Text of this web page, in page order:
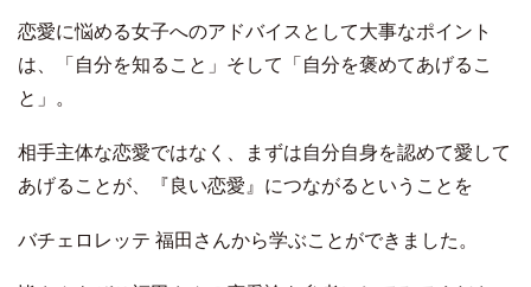
恋愛に悩める女子へのアドバイスとして大事なポイント
は、「自分を知ること」そして「自分を褒めてあげるこ
と」。
相手主体な恋愛ではなく、まずは自分自身を認めて愛して
あげることが、『良い恋愛』につながるということを
バチェロレッテ 福田さんから学ぶことができました。